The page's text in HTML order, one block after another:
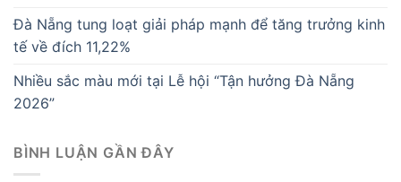
Đà Nẵng tung loạt giải pháp mạnh để tăng trưởng kinh
tế về đích 11,22%
Nhiều sắc màu mới tại Lễ hội “Tận hưởng Đà Nẵng
2026”
BÌNH LUẬN GẦN ĐÂY